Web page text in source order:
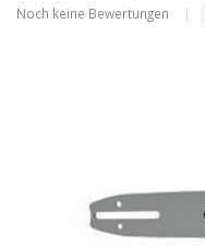
Noch keine Bewertungen |